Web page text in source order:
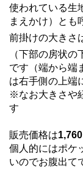
使われている生
まえかけ）とも
前掛けの大きさ
（下部の房状の
です（端から端
は右手側の上端
※なお大きさや
す
販売価格は1,760
個人的にはポケ
いのでお腹出て